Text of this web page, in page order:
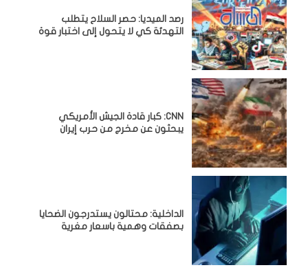
رصد الميديا: حصر السلاح يتطلب
التهدئة كي لا يتحول إلى اختبار قوة
CNN: كبار قادة الجيش الأمريكي
يبحثون عن مخرج من حرب إيران
الداخلية: محتالون يستدرجون الضحايا
بصفقات وهمية باسعار مغرية